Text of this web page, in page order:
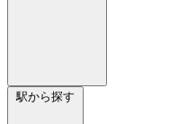
駅から探す